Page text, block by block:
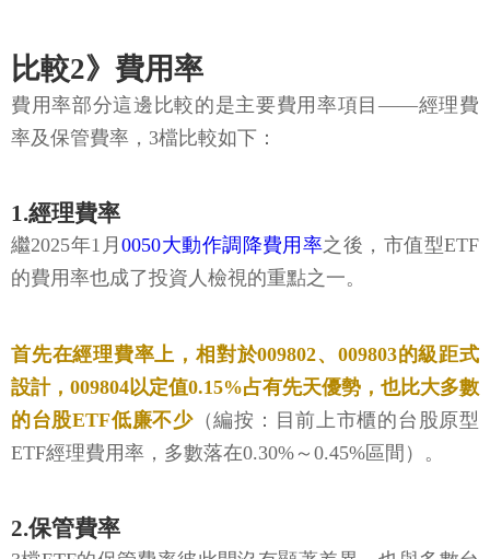
比較2》費用率
費用率部分這邊比較的是主要費用率項目——經理費
率及保管費率，3檔比較如下：
1.經理費率
繼2025年1月0050大動作調降費用率之後，市值型ETF
的費用率也成了投資人檢視的重點之一。
首先在經理費率上，相對於009802、009803的級距式
設計，009804以定值0.15%占有先天優勢，也比大多數
的台股ETF低廉不少（編按：目前上市櫃的台股原型
ETF經理費用率，多數落在0.30%～0.45%區間）。
2.保管費率